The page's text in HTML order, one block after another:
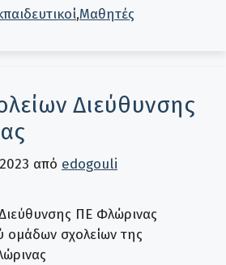
,Μαθητές
Διεύθυνσης
από edogouli
ΠΕ Φλώρινας
σχολείων της